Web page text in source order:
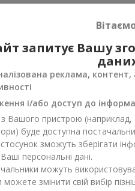
запитує Вашу
реклама,
і/або доступ до
з Вашого пристрою (наприклад,
буде доступна
зможуть зберігати
персональні дані.
можуть
можете змінити свій вибір